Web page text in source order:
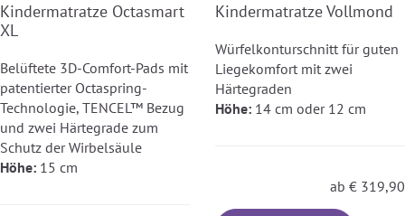
Kindermatratze Octasmart
XL
Belüftete 3D-Comfort-Pads mit
patentierter Octaspring-
Technologie, TENCEL™ Bezug
und zwei Härtegrade zum
Schutz der Wirbelsäule
Höhe: 15 cm
Kindermatratze Vollmond
Würfelkonturschnitt für guten
Liegekomfort mit zwei
Härtegraden
Höhe: 14 cm oder 12 cm
ab € 319,90